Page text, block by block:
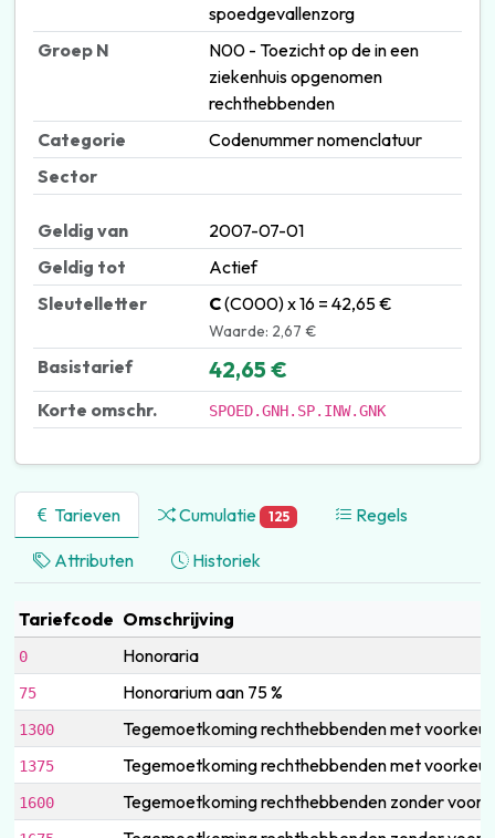
spoedgevallenzorg
Groep N
N00 - Toezicht op de in een
ziekenhuis opgenomen
rechthebbenden
Categorie
Codenummer nomenclatuur
Sector
Geldig van
2007-07-01
Geldig tot
Actief
Sleutelletter
C(C000) x 16 = 42,65 €
Waarde: 2,67 €
Basistarief 42,65 €
Korte omschr. SPOED.GNH.SP.INW.GNK
Tarieven Cumulatie 125 Regels
Attributen Historiek
Tariefcode Omschrijving
0 Honoraria
75 Honorarium aan 75 %
1300 Tegemoetkoming rechthebbenden met
1375 Tegemoetkoming rechthebbenden met
1600 Tegemoetkoming rechthebbenden zonder